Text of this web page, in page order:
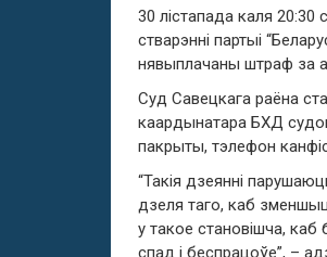
30 лістапада каля
стварэнні партыі
нявыплачаны штраф за
Суд Савецкага раёна
каардынатара БХД
пакрыты, тэлефон
“Такія дзеянні
дзеля таго, каб
у такое становішча,
спад і беспрацоўе”, –